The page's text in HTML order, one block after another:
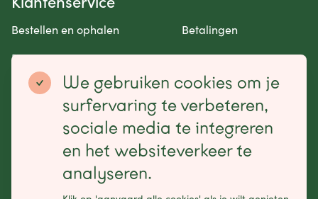
Bestellen en ophalen
Betalingen
Retourneren en garantie
Contact opnemen
Betaalmogelijkheden
Schrijf je in voor onze nieuwsbrief
We gebruiken cookies om je
surfervaring te verbeteren,
sociale media te integreren
en het websiteverkeer te
analyseren.